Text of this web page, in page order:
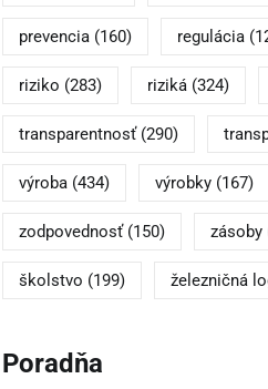
prevencia(160) regulácia
riziko (283) riziká(324)
transparentnosť(290)
výroba(434) výrobky(167)
zodpovednosť(150) zásoby
školstvo (199) železničná
Poradňa